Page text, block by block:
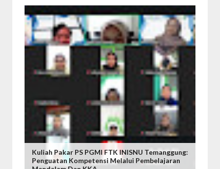
Kuliah Pakar PS PGMI FTK INISNU Temanggung:
Penguatan Kompetensi Melalui Pembelajaran